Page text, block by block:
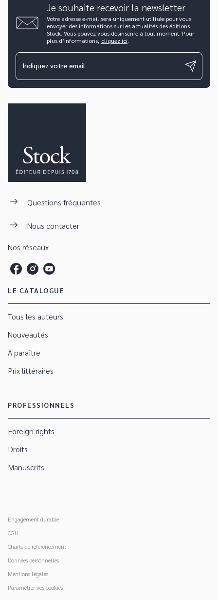
Je souhaite recevoir la newsletter
Votre adresse e-mail sera uniquement utilisée pour vous
envoyer des informations sur les actualités des éditions
Stock. Vous pouvez vous désinscrire à tout moment. Pour
plus d’informations, cliquez ici.
Indiquez votre email
Questions fréquentes
Nous contacter
Nos réseaux
LE CATALOGUE
Tous les auteurs
Nouveautés
À paraître
Prix littéraires
PROFESSIONNELS
Foreign rights
Droits
Manuscrits
Engagement durable
CGU
Charte de référencement
Données personnelles
Mentions légales
Paramétrer vos cookies